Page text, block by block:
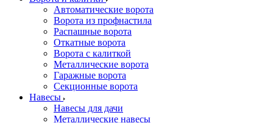
Автоматические ворота
Ворота из профнастила
Распашные ворота
Откатные ворота
Ворота с калиткой
Металлические ворота
Гаражные ворота
Секционные ворота
Навесы
Навесы для дачи
Металлические навесы